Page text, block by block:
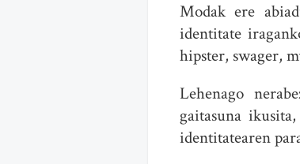
Modak ere
identitate
hipster, swager,
Lehenago
gaitasuna
identitatearen